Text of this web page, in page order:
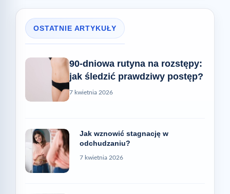
OSTATNIE ARTYKUŁY
90-dniowa rutyna na rozstępy:
jak śledzić prawdziwy postęp?
7 kwietnia 2026
Jak wznowić stagnację w
odchudzaniu?
7 kwietnia 2026